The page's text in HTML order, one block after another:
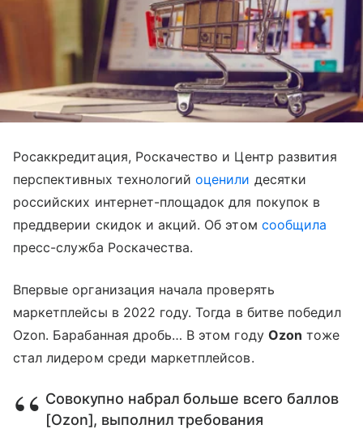
Росаккредитация, Роскачество и Центр развития
перспективных технологийоценили десятки
российских интернет-площадок для покупок в
преддверии скидок и акций. Об этом сообщила
пресс-служба Роскачества.
Впервые организация начала проверять
маркетплейсы в 2022 году. Тогда в битве победил
Ozon. Барабанная дробь… В этом году Ozon тоже
стал лидером среди маркетплейсов.
Совокупно набрал больше всего баллов
[Ozon], выполнил требования